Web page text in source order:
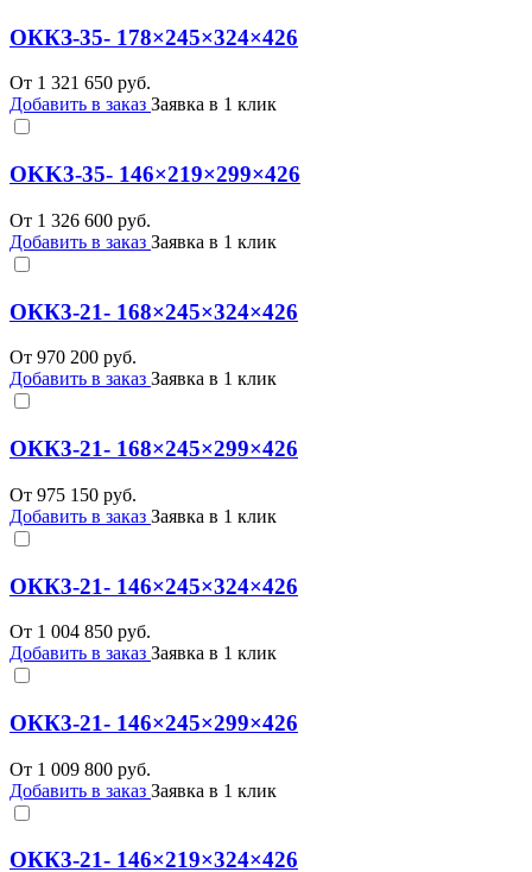
ОККЗ-35- 178×245×324×426
От 1 321 650 руб.
Добавить в заказ Заявка в 1 клик
OKK3-35- 146×219×299×426
От 1 326 600 руб.
Добавить в заказ Заявка в 1 клик
ОКК3-21- 168×245×324×426
От 970 200 руб.
Добавить в заказ Заявка в 1 клик
ОКК3-21- 168×245×299×426
От 975 150 руб.
Добавить в заказ Заявка в 1 клик
ОКК3-21- 146×245×324×426
От 1 004 850 руб.
Добавить в заказ Заявка в 1 клик
ОКК3-21- 146×245×299×426
От 1 009 800 руб.
Добавить в заказ Заявка в 1 клик
ОКК3-21- 146×219×324×426